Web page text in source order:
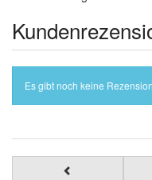
Es gibt noch keine